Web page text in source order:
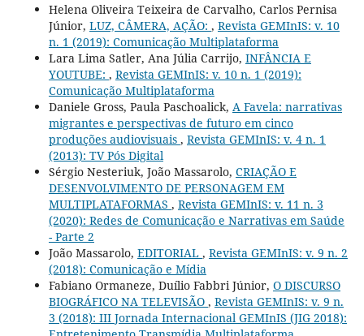
Helena Oliveira Teixeira de Carvalho, Carlos Pernisa
Júnior, LUZ, CÂMERA, AÇÃO: , Revista GEMInIS: v. 10
n. 1 (2019): Comunicação Multiplataforma
Lara Lima Satler, Ana Júlia Carrijo, INFÂNCIA E
YOUTUBE: , Revista GEMInIS: v. 10 n. 1 (2019):
Comunicação Multiplataforma
Daniele Gross, Paula Paschoalick, A Favela: narrativas
migrantes e perspectivas de futuro em cinco
produções audiovisuais , Revista GEMInIS: v. 4 n. 1
(2013): TV Pós Digital
Sérgio Nesteriuk, João Massarolo, CRIAÇÃO E
DESENVOLVIMENTO DE PERSONAGEM EM
MULTIPLATAFORMAS , Revista GEMInIS: v. 11 n. 3
(2020): Redes de Comunicação e Narrativas em Saúde
- Parte 2
João Massarolo, EDITORIAL , Revista GEMInIS: v. 9 n. 2
(2018): Comunicação e Mídia
Fabiano Ormaneze, Duílio Fabbri Júnior, O DISCURSO
BIOGRÁFICO NA TELEVISÃO , Revista GEMInIS: v. 9 n.
3 (2018): III Jornada Internacional GEMInIS (JIG 2018):